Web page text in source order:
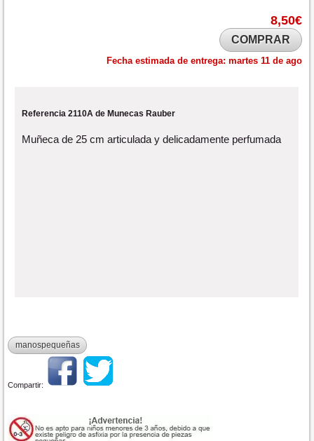
8,50€
COMPRAR
Fecha estimada de entrega: martes 11 de ago
Referencia 2110A de Munecas Rauber
Muñeca de 25 cm articulada y delicadamente perfumada
manospequeñas
Compartir: